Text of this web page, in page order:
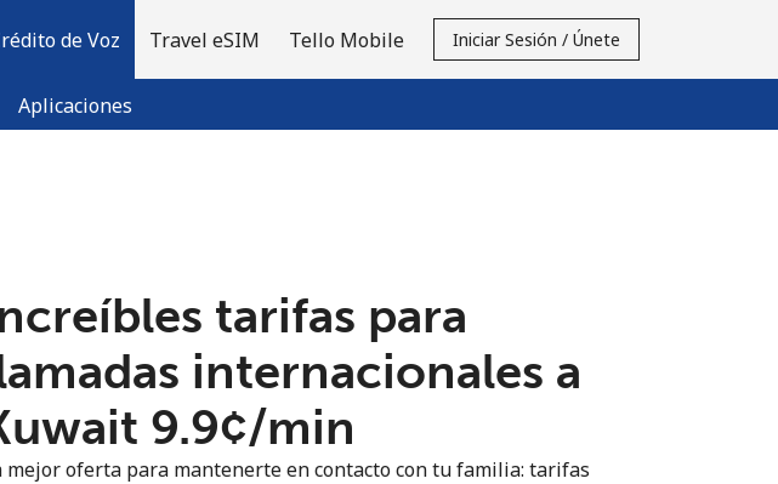
de Voz
Aplicaciones
Travel eSIM Tello Mobile Iniciar Sesión / Únete
sesión →
tarifas para
internacionales a
⁦9.9¢⁩/min
mejor oferta para mantenerte en contacto con tu familia: tarifas